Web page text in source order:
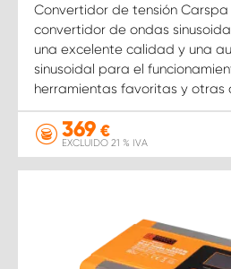
Convertidor de tensión Carspa
convertidor de ondas
una excelente calidad y una
sinusoidal para el
herramientas favoritas y otras
369 €
EXCLUIDO 21 % IVA